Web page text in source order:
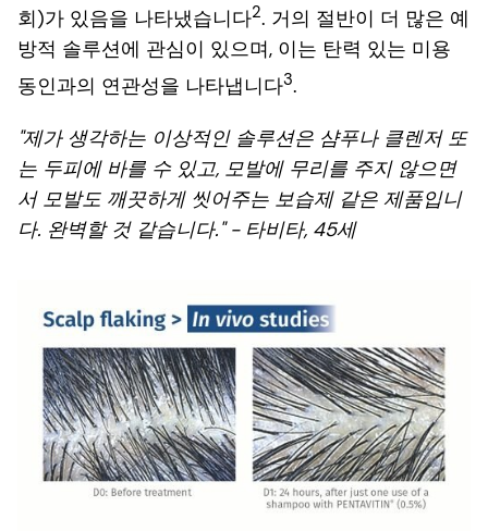
회)가 있음을 나타냈습니다2. 거의 절반이 더 많은 예
방적 솔루션에 관심이 있으며, 이는 탄력 있는 미용
동인과의 연관성을 나타냅니다3.
"제가 생각하는 이상적인 솔루션은 샴푸나 클렌저 또
는 두피에 바를 수 있고, 모발에 무리를 주지 않으면
서 모발도 깨끗하게 씻어주는 보습제 같은 제품입니
다. 완벽할 것 같습니다." - 타비타, 45세